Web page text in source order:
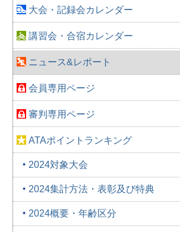
大会・記録会カレンダー
講習会・合宿カレンダー
ニュース&レポート
会員専用ページ
審判専用ページ
ATAポイントランキング
2024対象大会
2024集計方法・表彰及び特典
2024概要・年齢区分